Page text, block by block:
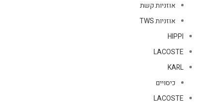
אוזניות קשת
אוזניות TWS
HIPPI
LACOSTE
KARL
כיסויים
LACOSTE